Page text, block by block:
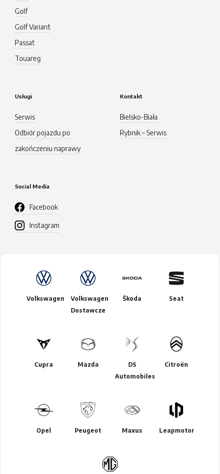
Golf
Golf Variant
Passat
Touareg
Usługi
Serwis
Odbiór pojazdu po
zakończeniu naprawy
Kontakt
Bielsko-Biała
Rybnik – Serwis
Social Media
Facebook
Instagram
Volkswagen
Volkswagen
Dostawcze
Škoda Seat
Cupra Mazda
DS
Automobiles
Citroën
Opel Peugeot Maxus Leapmotor